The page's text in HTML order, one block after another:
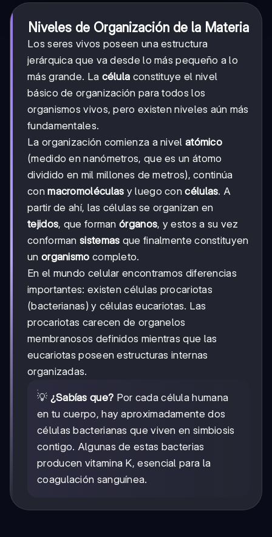
Niveles de Organización de la Materia
Los seres vivos poseen una estructura
jerárquica que va desde lo más pequeño a lo
más grande. La célula constituye el nivel
básico de organización para todos los
organismos vivos, pero existen niveles aún más
fundamentales.
La organización comienza a nivel atómico
(medido en nanómetros, que es un átomo
dividido en mil millones de metros), continúa
conmacromoléculas y luego concélulas. A
partir de ahí, las células se organizan en
tejidos, que formanórganos, y estos a su vez
conformansistemas que finalmente constituyen
un organismo completo.
En el mundo celular encontramos diferencias
importantes: existen células procariotas
(bacterianas) y células eucariotas. Las
procariotas carecen de organelos
membranosos definidos mientras que las
eucariotas poseen estructuras internas
organizadas.
💡 ¿Sabías que? Por cada célula humana
en tu cuerpo, hay aproximadamente dos
células bacterianas que viven en simbiosis
contigo. Algunas de estas bacterias
producen vitamina K, esencial para la
coagulación sanguínea.